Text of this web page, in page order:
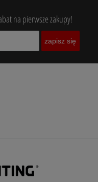
na pierwsze zakupy!
zapisz się